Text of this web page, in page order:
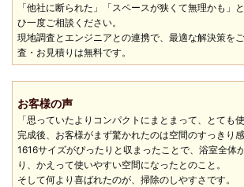
「他社に断られた」「スペースが狭くて無理かも」
ひ一度ご相談ください。
現地調査とエンジニアとの連携で、最適な解決策を
査・お見積りは無料です。
お客様の声
「思っていたよりコンパクトにまとまって、とても使
完成後、お客様がまず驚かれたのは空間のすっきり感
1616サイズがぴったりと収まったことで、浴室全体
り、かえって使いやすい空間になったとのこと。
そして何より喜ばれたのが、掃除のしやすさです。